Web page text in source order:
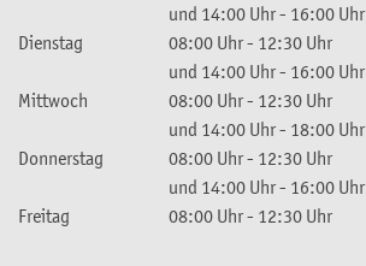
und 14:00 Uhr- 16:00 Uhr
Dienstag
08:00 Uhr- 12:30 Uhr
und 14:00 Uhr- 16:00 Uhr
Mittwoch
08:00 Uhr- 12:30 Uhr
und 14:00 Uhr- 18:00 Uhr
Donnerstag
08:00 Uhr- 12:30 Uhr
und 14:00 Uhr- 16:00 Uhr
Freitag
08:00 Uhr- 12:30 Uhr